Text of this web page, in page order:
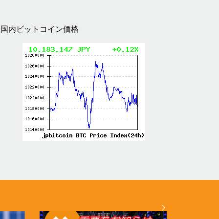
国内ビットコイン価格